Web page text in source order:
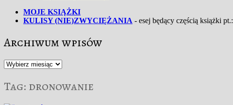
MOJE KSIĄŻKI
KULISY (NIE)ZWYCIĘŻANIA - esej będący częścią książki pt.:
Archiwum wpisów
Archiwum
Tag: dronowanie